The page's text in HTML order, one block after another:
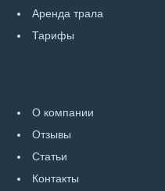
Аренда трала
Тарифы
О компании
Отзывы
Статьи
Контакты